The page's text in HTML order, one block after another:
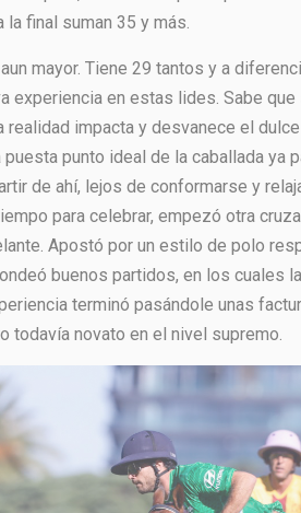
final suman 35 y más.
mayor. Tiene 29 tantos y a
experiencia en estas lides. Sabe que
realidad impacta y desvanece el
punto ideal de la caballada ya
de ahí, lejos de conformarse y
para celebrar, empezó otra
Apostó por un estilo de polo
buenos partidos, en los cuales
terminó pasándole unas
todavía novato en el nivel supremo.